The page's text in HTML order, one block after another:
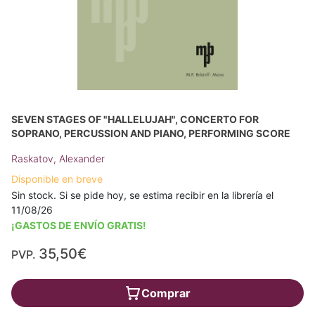
SEVEN STAGES OF "HALLELUJAH", CONCERTO FOR
SOPRANO, PERCUSSION AND PIANO, PERFORMING SCORE
Raskatov, Alexander
Disponible en breve
Sin stock. Si se pide hoy, se estima recibir en la librería el
11/08/26
¡GASTOS DE ENVÍO GRATIS!
PVP. 35,50€
Comprar